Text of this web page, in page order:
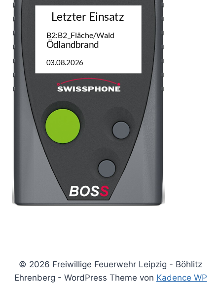
© 2026 Freiwillige Feuerwehr Leipzig - Böhlitz
Ehrenberg - WordPress Theme von Kadence WP